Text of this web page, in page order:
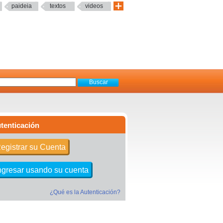
paideia textos videos
su Cuenta
usando su cuenta
¿Qué es la Autenticación?